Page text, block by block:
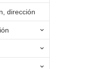
dirección